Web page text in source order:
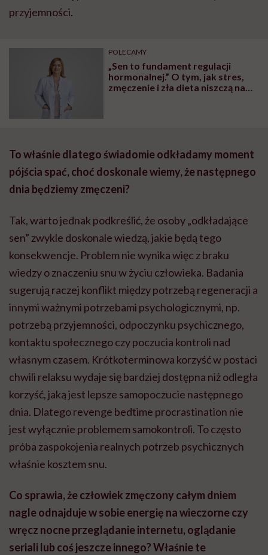
przyjemności.
POLECAMY
„Sen to fundament regulacji
hormonalnej.” O tym, jak stres,
zmęczenie i zła dieta niszczą nam
To właśnie dlatego świadomie odkładamy moment
pójścia spać, choć doskonale wiemy, że następnego
dnia będziemy zmęczeni?
Tak, warto jednak podkreślić, że osoby „odkładające
sen” zwykle doskonale wiedzą, jakie będą tego
konsekwencje. Problem nie wynika więc z braku
wiedzy o znaczeniu snu w życiu człowieka. Badania
sugerują raczej konflikt między potrzebą regeneracji a
innymi ważnymi potrzebami psychologicznymi, np.
potrzebą przyjemności, odpoczynku psychicznego,
kontaktu społecznego czy poczucia kontroli nad
własnym czasem. Krótkoterminowa korzyść w postaci
chwili relaksu wydaje się bardziej dostępna niż odległa
korzyść, jaką jest lepsze samopoczucie następnego
dnia. Dlatego revenge bedtime procrastination nie
jest wyłącznie problemem samokontroli. To często
próba zaspokojenia realnych potrzeb psychicznych
właśnie kosztem snu.
Co sprawia, że człowiek zmęczony całym dniem
nagle odnajduje w sobie energię na wieczorne czy
wręcz nocne przeglądanie internetu, oglądanie
seriali lub coś jeszcze innego? Właśnie te